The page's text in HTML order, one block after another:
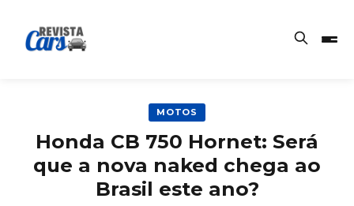
MOTOS
Honda CB 750 Hornet: Será
que a nova naked chega ao
Brasil este ano?